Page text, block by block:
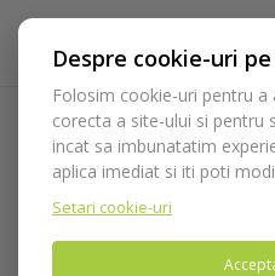
Despre cookie-uri
Folosim cookie-uri pentru
corecta a site-ului si pentru
incat sa imbunatatim
aplica imediat si iti poti
Setari cookie-uri
Acasa Laborator
modelat ceara
Instrument
Nu puteti plasa comenzi din